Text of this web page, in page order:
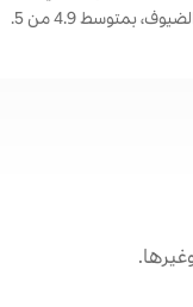
بمتوسط 4.9 من 5.